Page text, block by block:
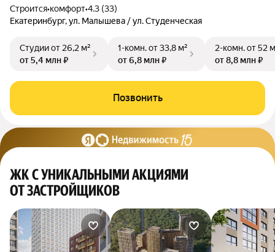
Строится•комфорт•4.3 (33)
Екатеринбург, ул. Малышева / ул. Студенческая
Студииот 26,2 м²
от 5,4 млн ₽
1-комн.от 33,8 м²
от 6,8 млн ₽
2-комн.от 52
от 8,8 млн ₽
Позвонить
ЖК С УНИКАЛЬНЫМИ АКЦИЯМИ
ОТ ЗАСТРОЙЩИКОВ